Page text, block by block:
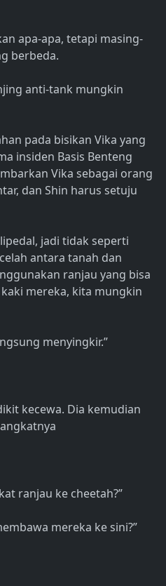
apa-apa, tetapi masing-
berbeda.
anti-tank mungkin
pada bisikan Vika yang
insiden Basis Benteng
Vika sebagai orang
dan Shin harus setuju
jadi tidak seperti
antara tanah dan
ranjau yang bisa
mereka, kita mungkin
menyingkir.”
kecewa. Dia kemudian
ranjau ke cheetah?”
mereka ke sini?”